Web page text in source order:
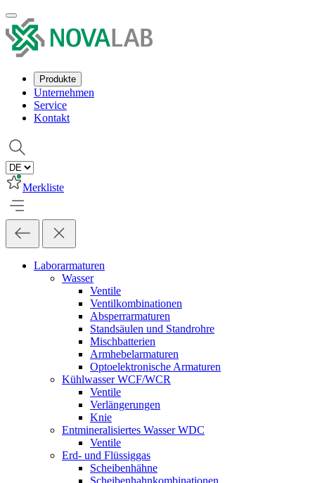
Produkte
Unternehmen
Service
Kontakt
Merkliste
Laborarmaturen
Wasser
Ventile
Ventilkombinationen
Absperrarmaturen
Standsäulen und Standrohre
Mischbatterien
Armhebelarmaturen
Optoelektronische Armaturen
Kühlwasser WCF/WCR
Ventile
Verlängerungen
Knie
Entmineralisiertes Wasser WDC
Ventile
Erd- und Flüssiggas
Scheibenhähne
Scheibenhahnkombinationen